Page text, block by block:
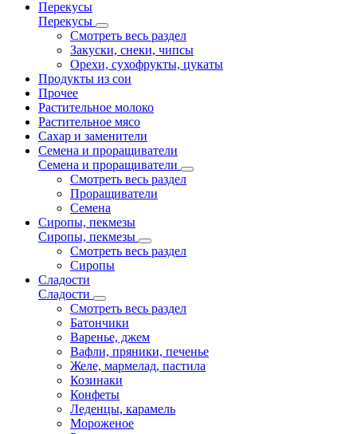
Перекусы
Перекусы
Смотреть весь раздел
Закуски, снеки, чипсы
Орехи, сухофрукты, цукаты
Продукты из сои
Прочее
Растительное молоко
Растительное мясо
Сахар и заменители
Семена и проращиватели
Семена и проращиватели
Смотреть весь раздел
Проращиватели
Семена
Сиропы, пекмезы
Сиропы, пекмезы
Смотреть весь раздел
Сиропы
Сладости
Сладости
Смотреть весь раздел
Батончики
Варенье, джем
Вафли, пряники, печенье
Желе, мармелад, пастила
Козинаки
Конфеты
Леденцы, карамель
Мороженое